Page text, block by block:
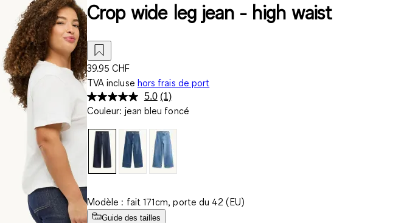
Crop wide leg jean - high waist
39.95 CHF
TVA incluse hors frais de port
5.0 Lire
1
Lien
sur
la
même
page.
(1)
Couleur: jean bleu foncé
Modèle : fait 171cm, porte du 42 (EU)
Guide des tailles